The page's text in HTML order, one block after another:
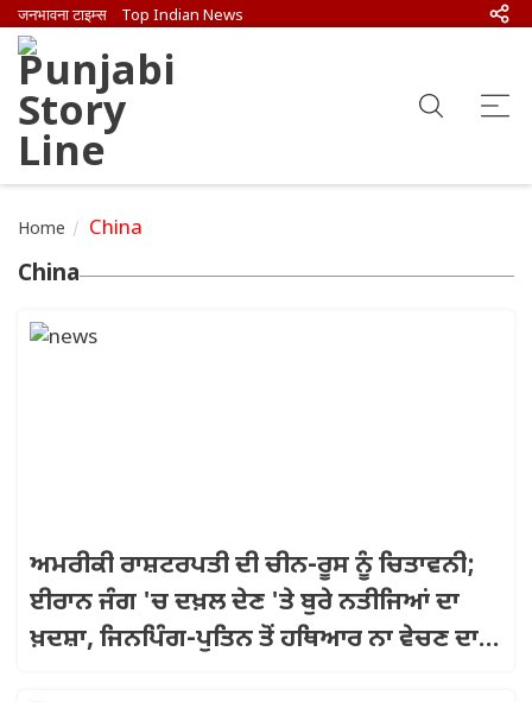
जनभावना टाइम्स Top Indian News
Home China
China
ਅਮਰੀਕੀ ਰਾਸ਼ਟਰਪਤੀ ਦੀ ਚੀਨ-ਰੂਸ ਨੂੰ ਚਿਤਾਵਨੀ;
ਈਰਾਨ ਜੰਗ 'ਚ ਦਖ਼ਲ ਦੇਣ 'ਤੇ ਬੁਰੇ ਨਤੀਜਿਆਂ ਦਾ
ਖ਼ਦਸ਼ਾ, ਜਿਨਪਿੰਗ-ਪੁਤਿਨ ਤੋਂ ਹਥਿਆਰ ਨਾ ਵੇਚਣ ਦਾ